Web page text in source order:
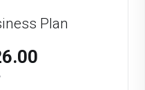
Plan
USD